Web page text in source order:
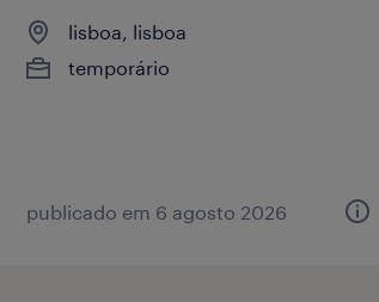
lisboa, lisboa
temporário
publicado em 6 agosto 2026